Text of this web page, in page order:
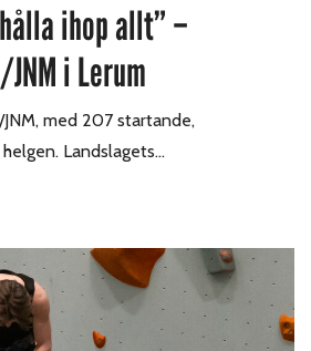
ihop allt” –
i Lerum
med 207 startande,
Landslagets…